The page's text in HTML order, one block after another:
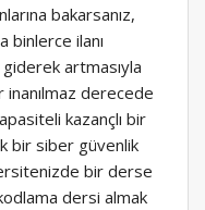
bakarsanız,
binlerce ilanı
artmasıyla
inanılmaz derecede
kazançlı bir
bir siber güvenlik
bir derse
dersi almak